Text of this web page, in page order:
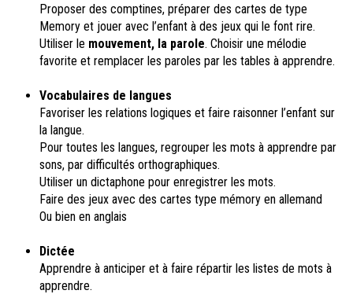
Proposer des comptines, préparer des cartes de type
Memory et jouer avec l’enfant à des jeux qui le font rire.
Utiliser le mouvement, la parole. Choisir une mélodie
favorite et remplacer les paroles par les tables à apprendre.
Vocabulaires de langues
Favoriser les relations logiques et faire raisonner l’enfant sur
la langue.
Pour toutes les langues, regrouper les mots à apprendre par
sons, par difficultés orthographiques.
Utiliser un dictaphone pour enregistrer les mots.
Faire des jeux avec des cartes type mémory en allemand
Ou bien en anglais
Dictée
Apprendre à anticiper et à faire répartir les listes de mots à
apprendre.